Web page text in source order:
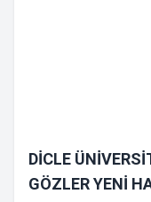
DİCLE
GÖZLER YENİ